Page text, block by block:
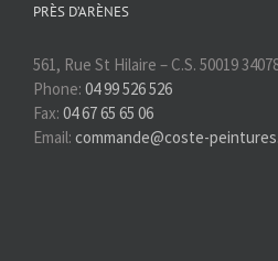
PRÈS D’ARÈNES
561, Rue St Hilaire – C.S. 50019
Phone: 04 99 526 526
Fax: 04 67 65 65 06
Email: commande@coste-